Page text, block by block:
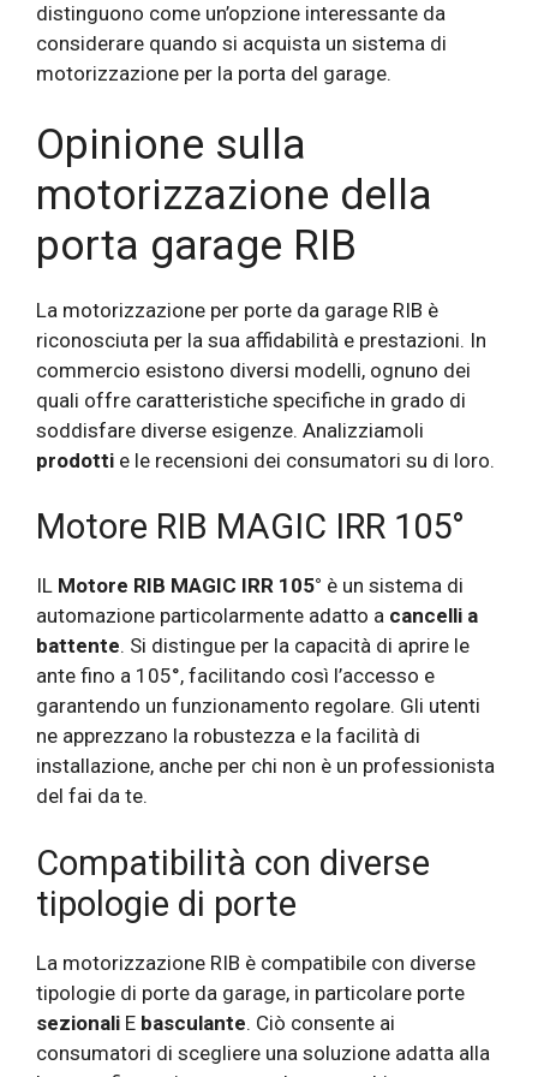
distinguono come un’opzione interessante da
considerare quando si acquista un sistema di
motorizzazione per la porta del garage.
Opinione sulla
motorizzazione della
porta garage RIB
La motorizzazione per porte da garage RIB è
riconosciuta per la sua affidabilità e prestazioni. In
commercio esistono diversi modelli, ognuno dei
quali offre caratteristiche specifiche in grado di
soddisfare diverse esigenze. Analizziamoli
prodotti e le recensioni dei consumatori su di loro.
Motore RIB MAGIC IRR 105°
IL Motore RIB MAGIC IRR 105° è un sistema di
automazione particolarmente adatto a cancelli a
battente. Si distingue per la capacità di aprire le
ante fino a 105°, facilitando così l’accesso e
garantendo un funzionamento regolare. Gli utenti
ne apprezzano la robustezza e la facilità di
installazione, anche per chi non è un professionista
del fai da te.
Compatibilità con diverse
tipologie di porte
La motorizzazione RIB è compatibile con diverse
tipologie di porte da garage, in particolare porte
sezionali E basculante. Ciò consente ai
consumatori di scegliere una soluzione adatta alla